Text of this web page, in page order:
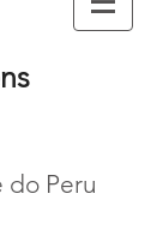
do Peru